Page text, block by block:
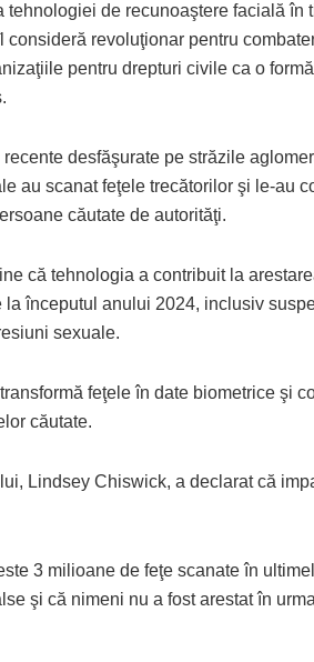
tehnologiei de recunoaştere facială în
consideră revoluţionar pentru
pentru drepturi civile ca o
recente desfăşurate pe străzile
au scanat feţele trecătorilor şi le-au
căutate de autorităţi.
că tehnologia a contribuit la
la începutul anului 2024, inclusiv
sexuale.
feţele în date biometrice şi
căutate.
Lindsey Chiswick, a declarat că
3 milioane de feţe scanate în
şi că nimeni nu a fost arestat în